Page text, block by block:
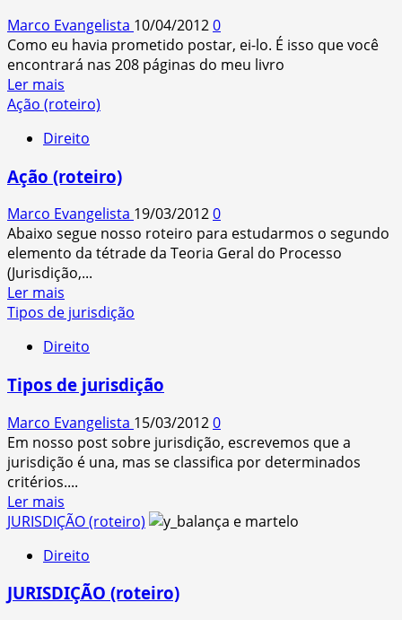
Marco Evangelista 10/04/20120
Como eu havia prometido postar, ei-lo. É isso que você
encontrará nas 208 páginas do meu livro
Ler mais
more
Sumário
“TGP
Ação (roteiro)
Direito
Ação (roteiro)
Marco Evangelista 19/03/20120
Abaixo segue nosso roteiro para estudarmos o segundo
elemento da tétrade da Teoria Geral do Processo
(Jurisdição,...
Ler mais
more
Ação
Tipos de jurisdição
Direito
Tipos de jurisdição
Marco Evangelista 15/03/20120
Em nosso post sobre jurisdição, escrevemos que a
jurisdição é una, mas se classifica por determinados
critérios....
Ler mais
more
Tipos
jurisdição
JURISDIÇÃO (roteiro)
Direito
JURISDIÇÃO (roteiro)